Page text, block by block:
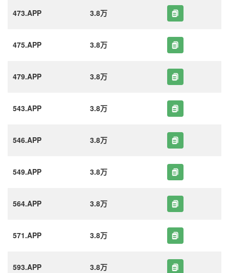
473.APP 3.8万
475.APP 3.8万
479.APP 3.8万
543.APP 3.8万
546.APP 3.8万
549.APP 3.8万
564.APP 3.8万
571.APP 3.8万
593.APP 3.8万